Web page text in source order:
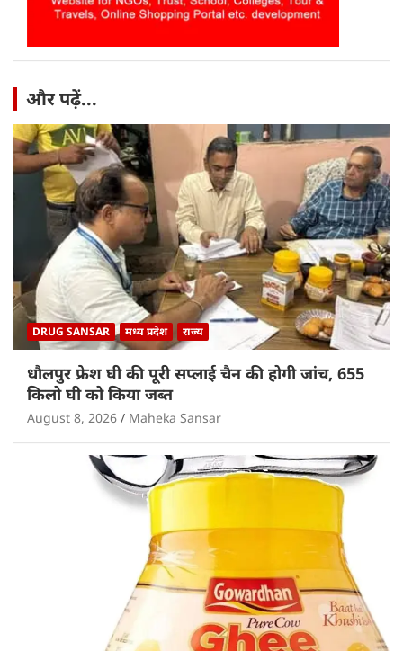
और पढ़ें...
DRUG SANSAR मध्य प्रदेश राज्य
धौलपुर फ्रेश घी की पूरी सप्लाई चैन की होगी जांच, 655
किलो घी को किया जब्त
August 8, 2026 Maheka Sansar